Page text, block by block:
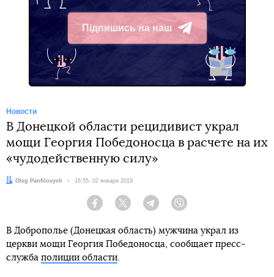
Підпишись на наш
Telegram
Новости
В Донецкой области рецидивист украл
мощи Георгия Победоносца в расчете на их
«чудодейственную силу»
Автор:
Oleg Panfilovych Дата:
16:55, 02 января 2019
Facebook Twitter Telegram
В Доброполье (Донецкая область) мужчина украл из
церкви мощи Георгия Победоносца, сообщает пресс-
служба полиции области.